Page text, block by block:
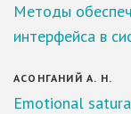
Методы
интерфейса в
АСОНГАНИЙ А. Н.
Emotional